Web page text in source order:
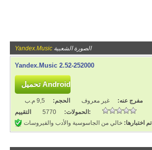
Yandex.Music الصورة الشعبية
Yandex.Music 2.52-252000
مفرج عنه: غير معروف الحجم:
9,5 م.ب
الحمولات:
5770
التقييم:
تم اختبارها: خالي من الجاسوسية والأدب والفيروسات